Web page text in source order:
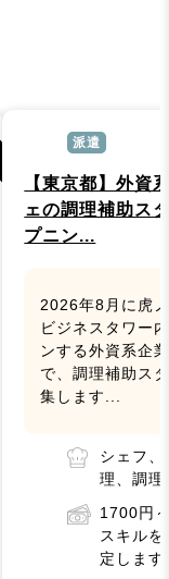
派遣
【東京都】外資
ェの調理補助ス
プニン...
2026年8月に虎
ビジネスタワー
ンする外資系企
で、調理補助ス
集します...
シェフ
理、調理
1700円
スキル
定します